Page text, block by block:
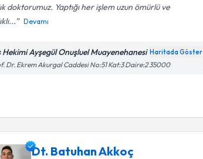
doktorumuz. Yaptığı her işlem uzun ömürlü ve
Devamı
Hekimi Ayşegül Onuşluel Muayenehanesi Haritada Göster
Dr. Ekrem Akurgal Caddesi No:51 Kat:3 Daire:2 35000
Dt. Batuhan Akkoç